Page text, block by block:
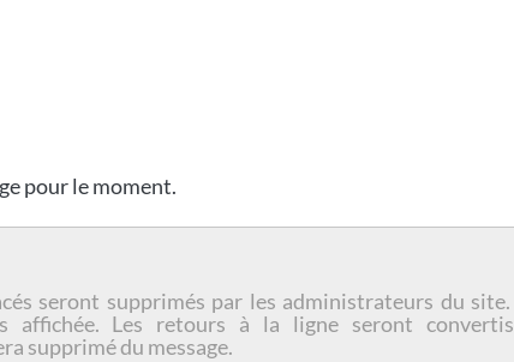
pour le moment.
seront supprimés par les administrateurs du site.
affichée. Les retours à la ligne seront convertis
supprimé du message.